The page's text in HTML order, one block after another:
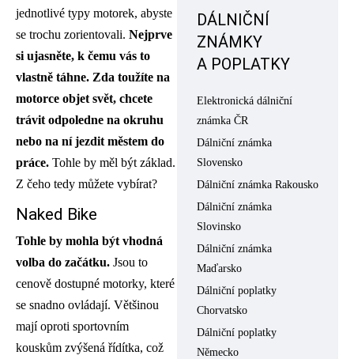
jednotlivé typy motorek, abyste
se trochu zorientovali. Nejprve
si ujasněte, k čemu vás to
vlastně táhne. Zda toužíte na
motorce objet svět, chcete
trávit odpoledne na okruhu
nebo na ní jezdit městem do
práce. Tohle by měl být základ.
Z čeho tedy můžete vybírat?
Naked Bike
Tohle by mohla být vhodná
volba do začátku. Jsou to
cenově dostupné motorky, které
se snadno ovládají. Většinou
mají oproti sportovním
kouskům zvýšená řídítka, což
DÁLNIČNÍ
ZNÁMKY
A POPLATKY
Elektronická dálniční
známka ČR
Dálniční známka
Slovensko
Dálniční známka Rakousko
Dálniční známka
Slovinsko
Dálniční známka
Maďarsko
Dálniční poplatky
Chorvatsko
Dálniční poplatky
Německo